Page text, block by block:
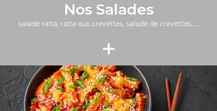
Nos Salades
salade raïta, raïta aux crevettes, salade de crevettes, ...
+